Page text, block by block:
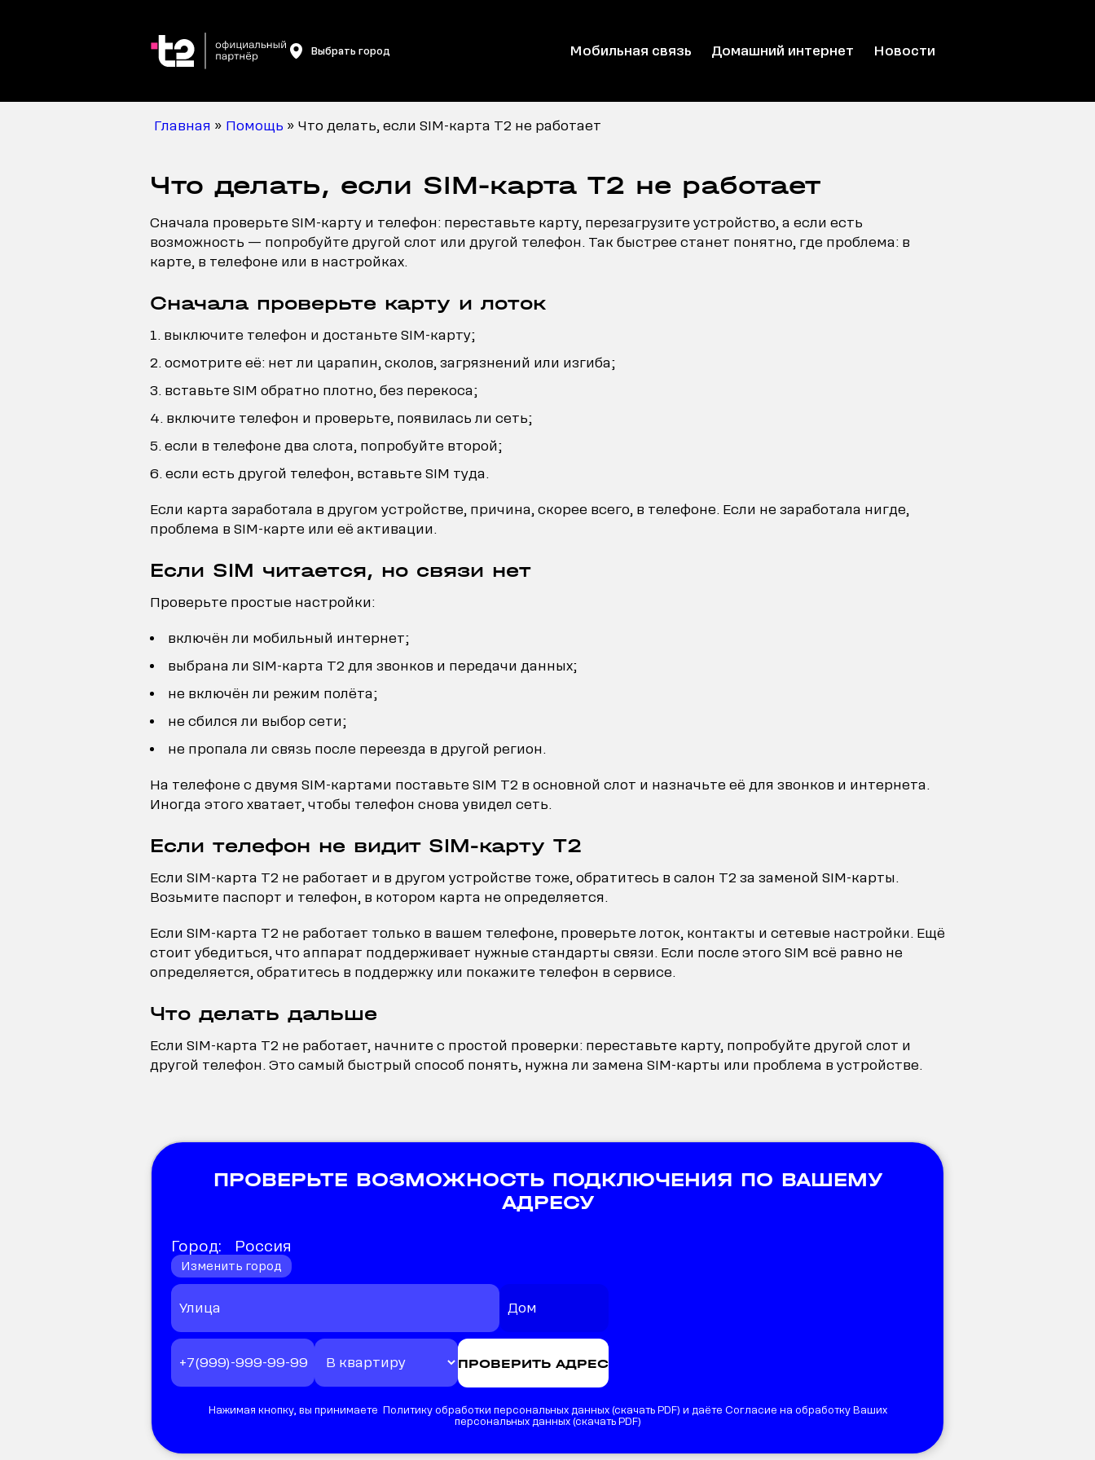
Выбрать город Мобильная связь Домашний интернет Новости
Главная » Помощь » Что делать, если SIM-карта T2 не работает
Что делать, если SIM-карта T2 не работает
Сначала проверьте SIM-карту и телефон: переставьте карту, перезагрузите устройство, а если есть
возможность — попробуйте другой слот или другой телефон. Так быстрее станет понятно, где проблема: в
карте, в телефоне или в настройках.
Сначала проверьте карту и лоток
выключите телефон и достаньте SIM-карту;
осмотрите её: нет ли царапин, сколов, загрязнений или изгиба;
вставьте SIM обратно плотно, без перекоса;
включите телефон и проверьте, появилась ли сеть;
если в телефоне два слота, попробуйте второй;
если есть другой телефон, вставьте SIM туда.
Если карта заработала в другом устройстве, причина, скорее всего, в телефоне. Если не заработала нигде,
проблема в SIM-карте или её активации.
Если SIM читается, но связи нет
Проверьте простые настройки:
включён ли мобильный интернет;
выбрана ли SIM-карта T2 для звонков и передачи данных;
не включён ли режим полёта;
не сбился ли выбор сети;
не пропала ли связь после переезда в другой регион.
На телефоне с двумя SIM-картами поставьте SIM T2 в основной слот и назначьте её для звонков и интернета.
Иногда этого хватает, чтобы телефон снова увидел сеть.
Если телефон не видит SIM-карту T2
Если SIM-карта T2 не работает и в другом устройстве тоже, обратитесь в салон T2 за заменой SIM-карты.
Возьмите паспорт и телефон, в котором карта не определяется.
Если SIM-карта T2 не работает только в вашем телефоне, проверьте лоток, контакты и сетевые настройки. Ещё
стоит убедиться, что аппарат поддерживает нужные стандарты связи. Если после этого SIM всё равно не
определяется, обратитесь в поддержку или покажите телефон в сервисе.
Что делать дальше
Если SIM-карта T2 не работает, начните с простой проверки: переставьте карту, попробуйте другой слот и
другой телефон. Это самый быстрый способ понять, нужна ли замена SIM-карты или проблема в устройстве.
ПРОВЕРЬТЕ ВОЗМОЖНОСТЬ ПОДКЛЮЧЕНИЯ ПО ВАШЕМУ
АДРЕСУ
Город: Россия
Изменить город
Нажимая кнопку, вы принимаете Политику обработки персональных данных (скачать PDF) и даёте Согласие на обработку Ваших
персональных данных (скачать PDF)